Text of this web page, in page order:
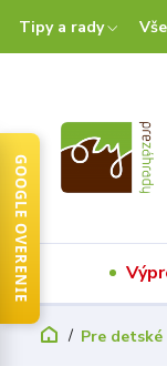
Tipy a rady
Pre
GOOGLE OVERENIE